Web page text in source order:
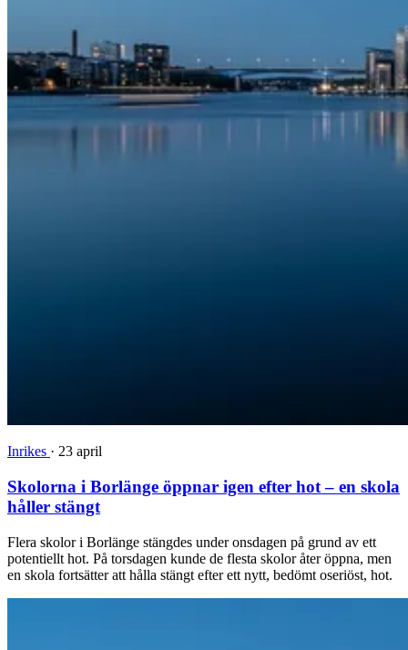
Inrikes · 23 april
Skolorna i Borlänge öppnar igen efter hot – en skola
håller stängt
Flera skolor i Borlänge stängdes under onsdagen på grund av ett
potentiellt hot. På torsdagen kunde de flesta skolor åter öppna, men
en skola fortsätter att hålla stängt efter ett nytt, bedömt oseriöst, hot.